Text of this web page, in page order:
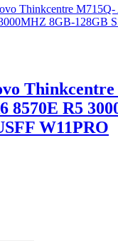
8570E R5
W11PRO